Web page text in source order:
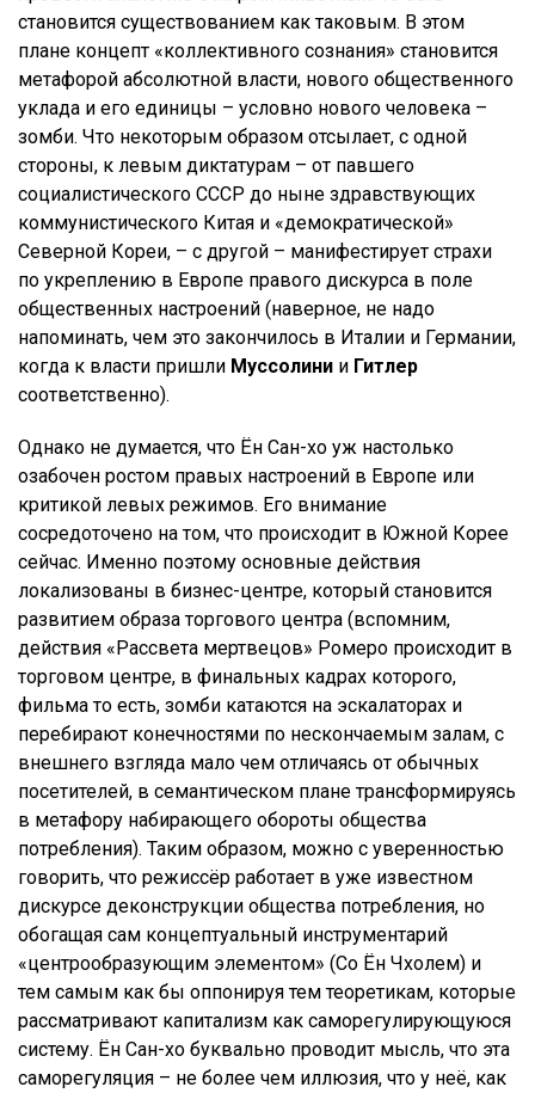
становится существованием как таковым. В этом
плане концепт «коллективного сознания» становится
метафорой абсолютной власти, нового общественного
уклада и его единицы – условно нового человека –
зомби. Что некоторым образом отсылает, с одной
стороны, к левым диктатурам – от павшего
социалистического СССР до ныне здравствующих
коммунистического Китая и «демократической»
Северной Кореи, – с другой – манифестирует страхи
по укреплению в Европе правого дискурса в поле
общественных настроений (наверное, не надо
напоминать, чем это закончилось в Италии и Германии,
когда к власти пришли Муссолини и Гитлер
соответственно).
Однако не думается, что Ён Сан-хо уж настолько
озабочен ростом правых настроений в Европе или
критикой левых режимов. Его внимание
сосредоточено на том, что происходит в Южной Корее
сейчас. Именно поэтому основные действия
локализованы в бизнес-центре, который становится
развитием образа торгового центра (вспомним,
действия «Рассвета мертвецов» Ромеро происходит в
торговом центре, в финальных кадрах которого,
фильма то есть, зомби катаются на эскалаторах и
перебирают конечностями по нескончаемым залам, с
внешнего взгляда мало чем отличаясь от обычных
посетителей, в семантическом плане трансформируясь
в метафору набирающего обороты общества
потребления). Таким образом, можно с уверенностью
говорить, что режиссёр работает в уже известном
дискурсе деконструкции общества потребления, но
обогащая сам концептуальный инструментарий
«центрообразующим элементом» (Со Ён Чхолем) и
тем самым как бы оппонируя тем теоретикам, которые
рассматривают капитализм как саморегулирующуюся
систему. Ён Сан-хо буквально проводит мысль, что эта
саморегуляция – не более чем иллюзия, что у неё, как